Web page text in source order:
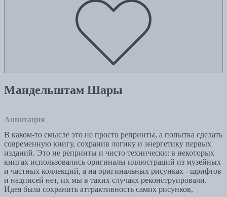
Мандельштам Шары
Аннотация
В каком-то смысле это не просто репринты, а попытка сделать
современную книгу, сохранив логику и энергетику первых
изданий. Это не репринты и чисто технически: в некоторых
книгах использовались оригиналы иллюстраций из музейных
и частных коллекций, а на оригинальных рисунках - шрифтов
и надписей нет, их мы в таких случаях реконструировали.
Идея была сохранить аттрактивность самих рисунков,